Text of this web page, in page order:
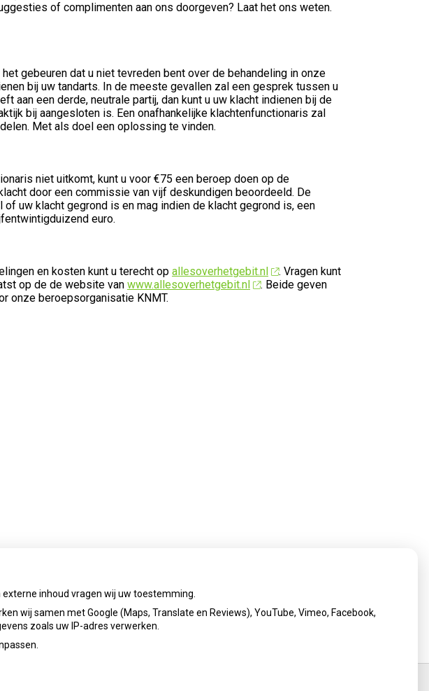
of complimenten aan ons doorgeven? Laat het ons weten.
gebeuren dat u niet tevreden bent over de behandeling in onze
bij uw tandarts. In de meeste gevallen zal een gesprek tussen u
aan een derde, neutrale partij, dan kunt u uw klacht indienen bij de
bij aangesloten is. Een onafhankelijke klachtenfunctionaris zal
Met als doel een oplossing te vinden.
niet uitkomt, kunt u voor €75 een beroep doen op de
door een commissie van vijf deskundigen beoordeeld. De
uw klacht gegrond is en mag indien de klacht gegrond is, een
euro.
en kosten kunt u terecht op allesoverhetgebit.nl
. Vragen kunt
op de de website van www.allesoverhetgebit.nl
. Beide geven
onze beroepsorganisatie KNMT.
inhoud vragen wij uw toestemming.
wij samen met Google (Maps, Translate en Reviews), YouTube, Vimeo, Facebook,
zoals uw IP-adres verwerken.